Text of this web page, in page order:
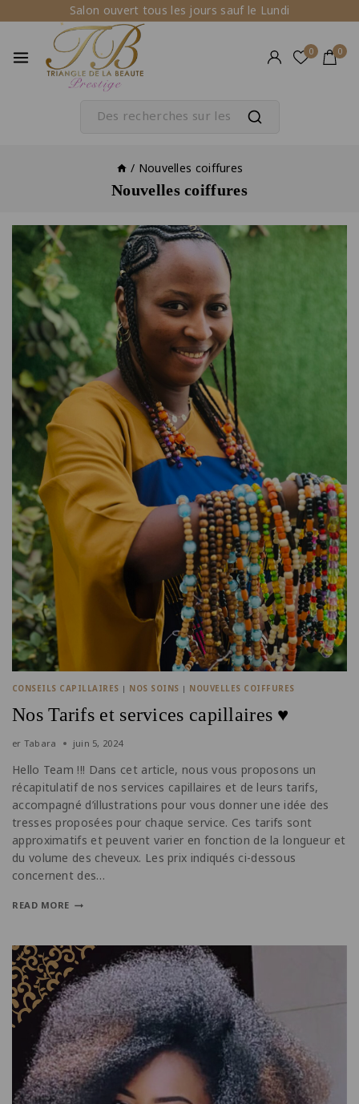
Salon ouvert tous les jours sauf le Lundi
0 0
/ Nouvelles coiffures
Nouvelles coiffures
CONSEILS CAPILLAIRES | NOS SOINS | NOUVELLES COIFFURES
Nos Tarifs et services capillaires ♥️
er Tabara juin 5, 2024
Hello Team !!! Dans cet article, nous vous proposons un
récapitulatif de nos services capillaires et de leurs tarifs,
accompagné d’illustrations pour vous donner une idée des
tresses proposées pour chaque service. Ces tarifs sont
approximatifs et peuvent varier en fonction de la longueur et
du volume des cheveux. Les prix indiqués ci-dessous
concernent des…
READ MORE